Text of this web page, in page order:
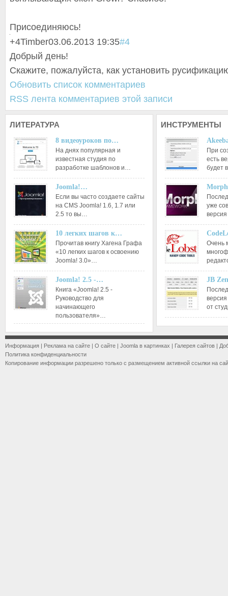
Присоединяюсь!
+4Timber03.06.2013 19:35#4
Добрый день!
Скажите, пожалуйста, как установить
Обновить список комментариев
RSS лента комментариев этой записи
ЛИТЕРАТУРА
8 видеоуроков по…
На днях популярная и
известная студия по
разработке шаблонов и…
Joomla!…
Если вы часто создаете сайты
на CMS Joomla! 1.6, 1.7 или
2.5 то вы…
10 легких шагов к…
Прочитав книгу Хагена Графа
«10 легких шагов к освоению
Joomla! 3.0»…
Joomla! 2.5 -…
Книга «Joomla! 2.5 -
Руководство для
начинающего
пользователя»…
ИНСТРУМЕНТЫ
При
есть
будет
уже
Очень
JB
от
Информация | Реклама на сайте | О сайте | Joomla в картинках | Галерея сайтов |
Политика конфиденциальности
Копирование информации разрешено только с размещением активной ссылки на